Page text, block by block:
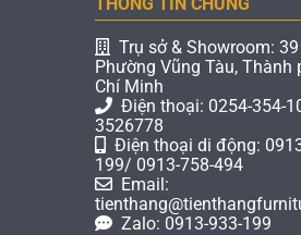
Trụ sở & Showroom:
Phường Vũng Tàu, Thành
Chí Minh
Điện thoại: 0254-354-
3526778
Điện thoại di động:
199/ 0913-758-494
Email:
Zalo: 0913-933-199